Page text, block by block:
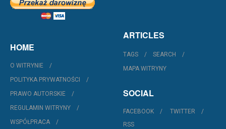
HOME
O WITRYNIE
POLITYKA PRYWATNOŚCI
PRAWO AUTORSKIE
REGULAMIN WITRYNY
WSPÓŁPRACA
ARTICLES
TAGS
SEARCH
MAPA WITRYNY
SOCIAL
FACEBOOK
TWITTER
RSS